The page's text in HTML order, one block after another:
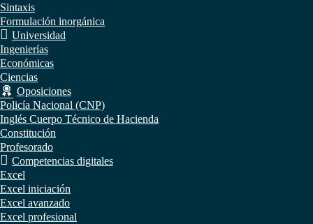
Sintaxis
Formulación inorgánica
Universidad
Ingenierías
Económicas
Ciencias
Oposiciones
Policía Nacional (CNP)
Inglés Cuerpo Técnico de Hacienda
Constitución
Profesorado
Competencias digitales
Excel
Excel iniciación
Excel avanzado
Excel profesional